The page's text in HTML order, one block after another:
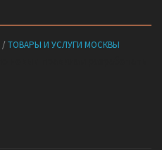
/ТОВАРЫ И УСЛУГИ МОСКВЫ